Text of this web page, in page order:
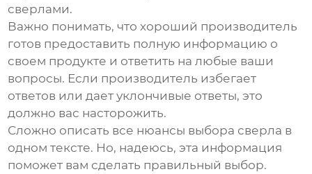
сверлами.
Важно понимать, что хороший производитель
готов предоставить полную информацию о
своем продукте и ответить на любые ваши
вопросы. Если производитель избегает
ответов или дает уклончивые ответы, это
должно вас насторожить.
Сложно описать все нюансы выбора сверла в
одном тексте. Но, надеюсь, эта информация
поможет вам сделать правильный выбор.